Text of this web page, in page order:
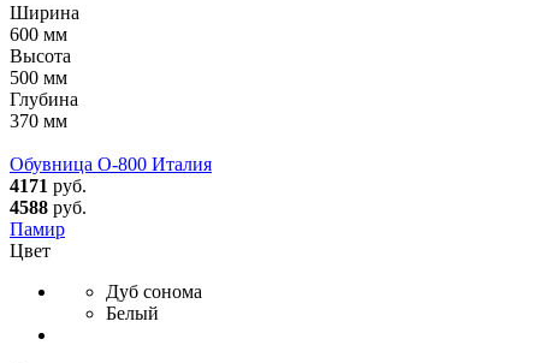
Ширина
600 мм
Высота
500 мм
Глубина
370 мм
Обувница О-800 Италия
4171 руб.
4588 руб.
Памир
Цвет
Дуб сонома
Белый